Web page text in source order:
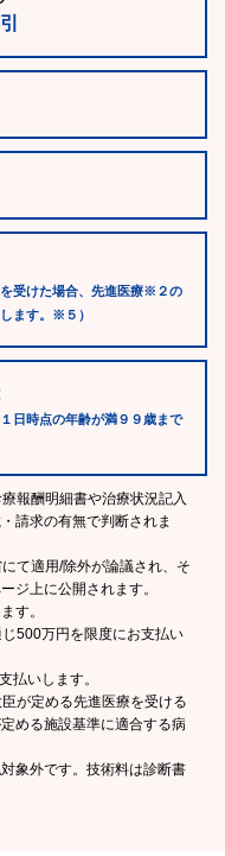
受けた場合、先進医療※２の
ます。※５）
日時点の年齢が満９９歳まで
報酬明細書や治療状況記入
請求の有無で判断されま
て適用/除外が論議され、そ
ジ上に公開されます。
す。
500万円を限度にお支払い
払いします。
が定める先進医療を受ける
める施設基準に適合する病
象外です。技術料は診断書